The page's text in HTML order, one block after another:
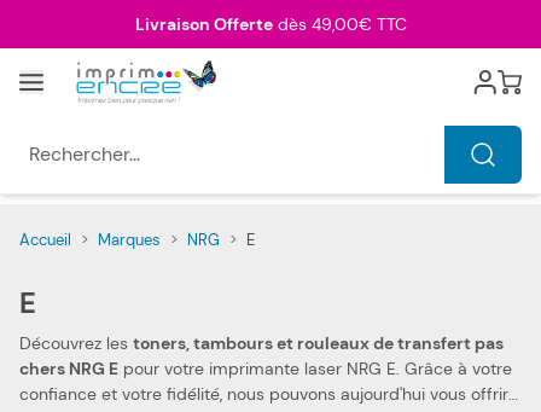
Livraison Offertedès 49,00€ TTC
Menu Cart
Accueil > Marques > NRG > E
E
Découvrez les toners, tambours et rouleaux de transfert pas
chers NRG E pour votre imprimante laser NRG E. Grâce à votre
confiance et votre fidélité, nous pouvons aujourd'hui vous offrir